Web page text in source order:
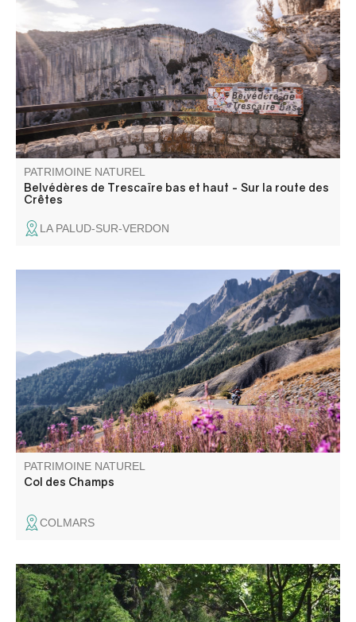
Les belvédères de Trescaïre offrent les premiers point de
vues sur les Gorges du Verdon, à partir de la Route des
Crêtes. On peut voire en bas du canyon trois tours
rocheuses, en rive gauche, qui ont donnés leurs nom à
ces belvédères.
PATRIMOINE NATUREL
Belvédères de Trescaïre bas et haut - Sur la route des
Crêtes
LA PALUD-SUR-VERDON
Col de montagne routier situé à 2 045 m d'altitude, entre
Alpes de Haute Provence et Alpes Maritimes. En bordure
de la zone coeur du Parc national du Mercantour, il offre
une vue panoramique d'exception. C'est aussi le royaume
des marmottes.
PATRIMOINE NATUREL
Col des Champs
COLMARS
A l’entrée ouest des Gorges du Verdon, la réserve
naturelle de Saint-Maurin est caractérisée par la